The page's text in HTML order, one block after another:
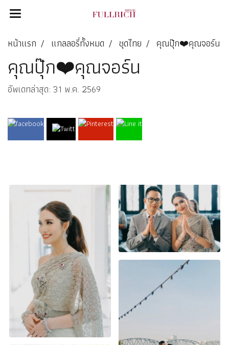
หน้าแรก แกลลอรี่ทั้งหมด ชุดไทย คุณปุ๊ก❤️คุณจอร์น
คุณปุ๊ก❤️คุณจอร์น
อัพเดทล่าสุด: 31 พ.ค. 2569